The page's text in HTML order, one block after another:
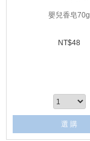
嬰兒香皂70g
NT$48
選 購